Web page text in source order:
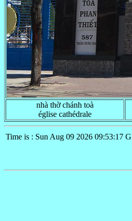
nhà thờ chánh toà
église cathédrale
Time is : Sun Aug 09 2026 09:53:17